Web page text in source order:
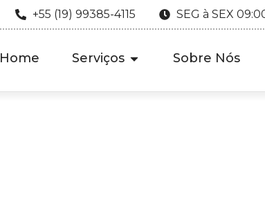
+55 (19) 99385-4115 SEG à SEX
Home Serviços Sobre Nós